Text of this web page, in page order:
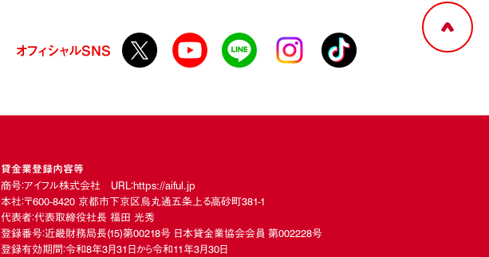
オフィシャルSNS
貸金業登録内容等
商号：アイフル株式会社 URL：https://aiful.jp
本社：〒600-8420 京都市下京区烏丸通五条上る高砂町381-1
代表者：代表取締役社長 福田 光秀
登録番号：近畿財務局長(15)第00218号 日本貸金業協会会員 第002228号
登録有効期間：令和8年3月31日から令和11年3月30日